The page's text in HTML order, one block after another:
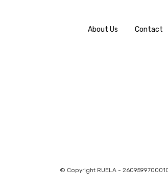
About Us Contact
© Copyright RUELA -